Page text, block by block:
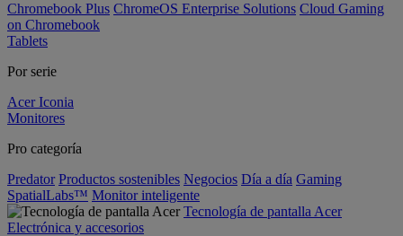
Chromebook Plus ChromeOS Enterprise Solutions Cloud Gaming
on Chromebook
Tablets
Por serie
Acer Iconia
Monitores
Pro categoría
Predator Productos sostenibles Negocios Día a día Gaming
SpatialLabs™ Monitor inteligente
Tecnología de pantalla Acer
Electrónica y accesorios